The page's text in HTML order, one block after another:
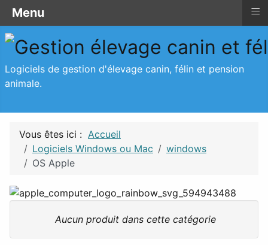
Logiciels de gestion d'élevage canin, félin et pension
animale.
Vous êtes ici : Accueil
Logiciels Windows ou Mac
windows
OS Apple
Aucun produit dans cette catégorie
Menu ≡
Menu ≡